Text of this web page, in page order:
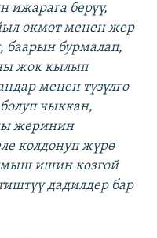
ижарага берүү,
өкмөт менен жер
баарын бурмалап,
жок кылып
менен түзүлгө
чыккан,
жеринин
колдонуп жүрө
ишин козгой
дадилдер бар